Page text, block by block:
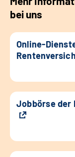
bei uns
Online-
Jobbörse der